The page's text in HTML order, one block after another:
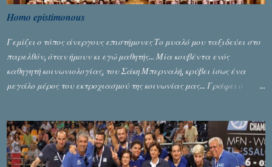
Homo epistimonous
Γεμίζει ο τόπος άνεργους επιστήμονες Το μυαλό μου ταξιδεύει στο
παρελθόν, όταν ήμουν κι εγώ μαθητής... Μία κουβέντα ενός
καθηγητή κοινωνιολογίας, του Σάκη Μπερναλή, κρύβει ίσως ένα
μεγάλο μέρος του εκτροχιασμού της κοινωνίας μας... Γράφει ο